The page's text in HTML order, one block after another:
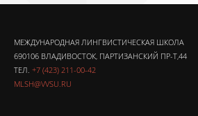
МЕЖДУНАРОДНАЯ ЛИНГВИСТИЧЕСКАЯ ШКОЛА
690106 ВЛАДИВОСТОК, ПАРТИЗАНСКИЙ ПР-Т,44
ТЕЛ. +7 (423) 211-00-42
MLSH@VVSU.RU